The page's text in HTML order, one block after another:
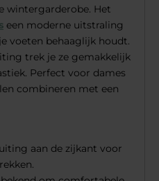
wintergarderobe. Het
een moderne uitstraling
voeten behaaglijk houdt.
trek je ze gemakkelijk
Perfect voor dames
combineren met een
aan de zijkant voor